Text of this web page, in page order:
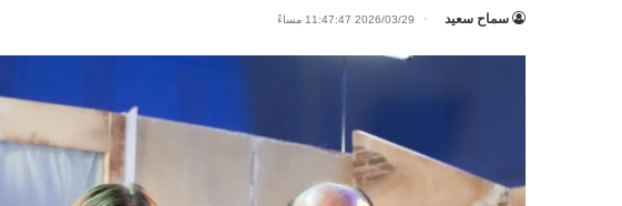
سماح سعيد 2026/03/29 11:47:47 مساءً